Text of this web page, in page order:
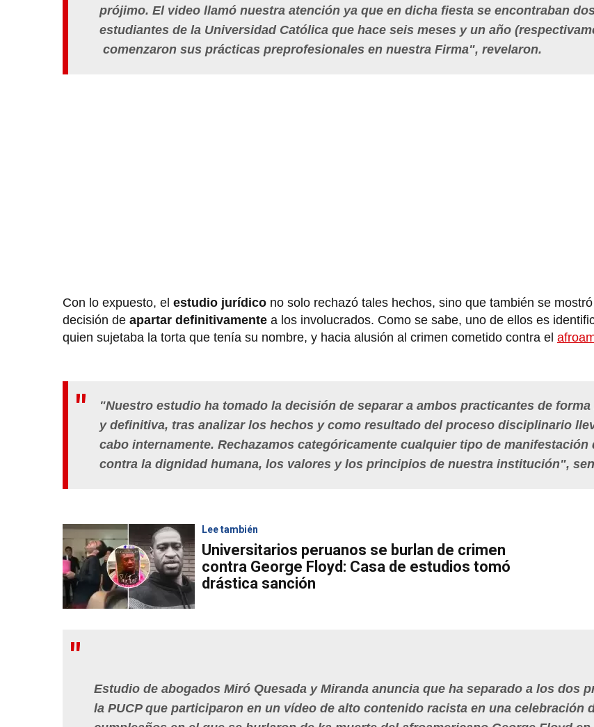
prójimo. El video llamó nuestra atención ya que en dicha fiesta se encontraban
estudiantes de la Universidad Católica que hace seis meses y un año
comenzaron sus prácticas preprofesionales en nuestra Firma", revelaron.
Con lo expuesto, el estudio jurídico no solo rechazó tales hechos, sino que también se
decisión de apartar definitivamente a los involucrados. Como se sabe, uno de ellos es
quien sujetaba la torta que tenía su nombre, y hacia alusión al crimen cometido contra el
"Nuestro estudio ha tomado la decisión de separar a ambos practicantes de
y definitiva, tras analizar los hechos y como resultado del proceso disciplinario
cabo internamente. Rechazamos categóricamente cualquier tipo de manifestación
contra la dignidad humana, los valores y los principios de nuestra institución",
Lee también
Universitarios peruanos se burlan de crimen
contra George Floyd: Casa de estudios tomó
drástica sanción
Estudio de abogados Miró Quesada y Miranda anuncia que ha separado a los dos
la PUCP que participaron en un vídeo de alto contenido racista en una celebración